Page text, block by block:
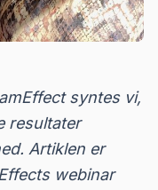
syntes vi,
resultater
Artiklen er
webinar